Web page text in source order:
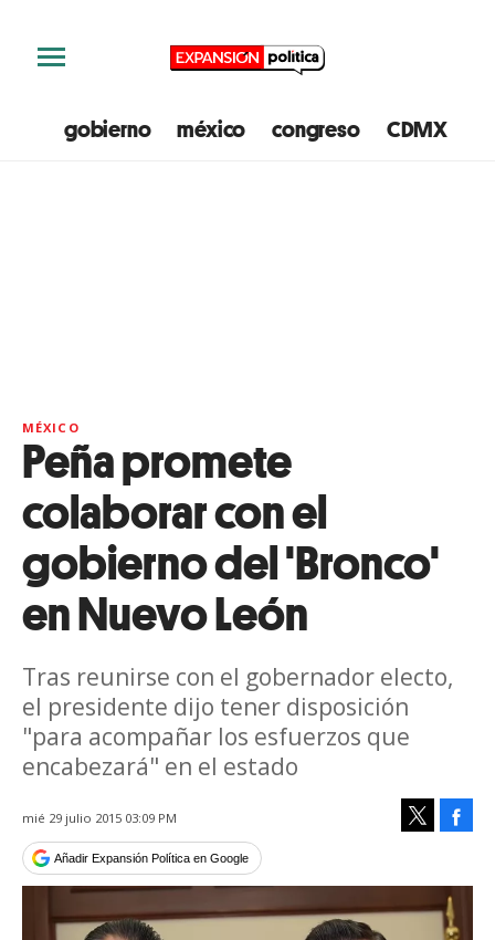
gobierno méxico congreso CDMX
MÉXICO
Peña promete
colaborar con el
gobierno del 'Bronco'
en Nuevo León
Tras reunirse con el gobernador electo,
el presidente dijo tener disposición
"para acompañar los esfuerzos que
encabezará" en el estado
mié 29 julio 2015 03:09 PM
Añadir Expansión Política en Google